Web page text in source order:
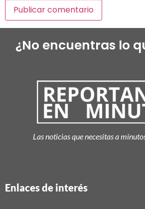
¿No encuentras lo
Las noticias que necesitas a
Enlaces de interés